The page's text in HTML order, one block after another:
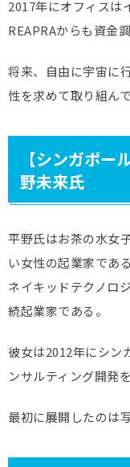
2017年にオフィスは
REAPRAからも資金
将来、自由に宇宙に
性を求めて取り組んで
【シンガポ
野未来氏
平野氏はお茶の水女
い女性の起業家であ
ネイキッドテクノロ
続起業家である。
彼女は2012年にシン
ンサルティング開発
最初に展開したのは